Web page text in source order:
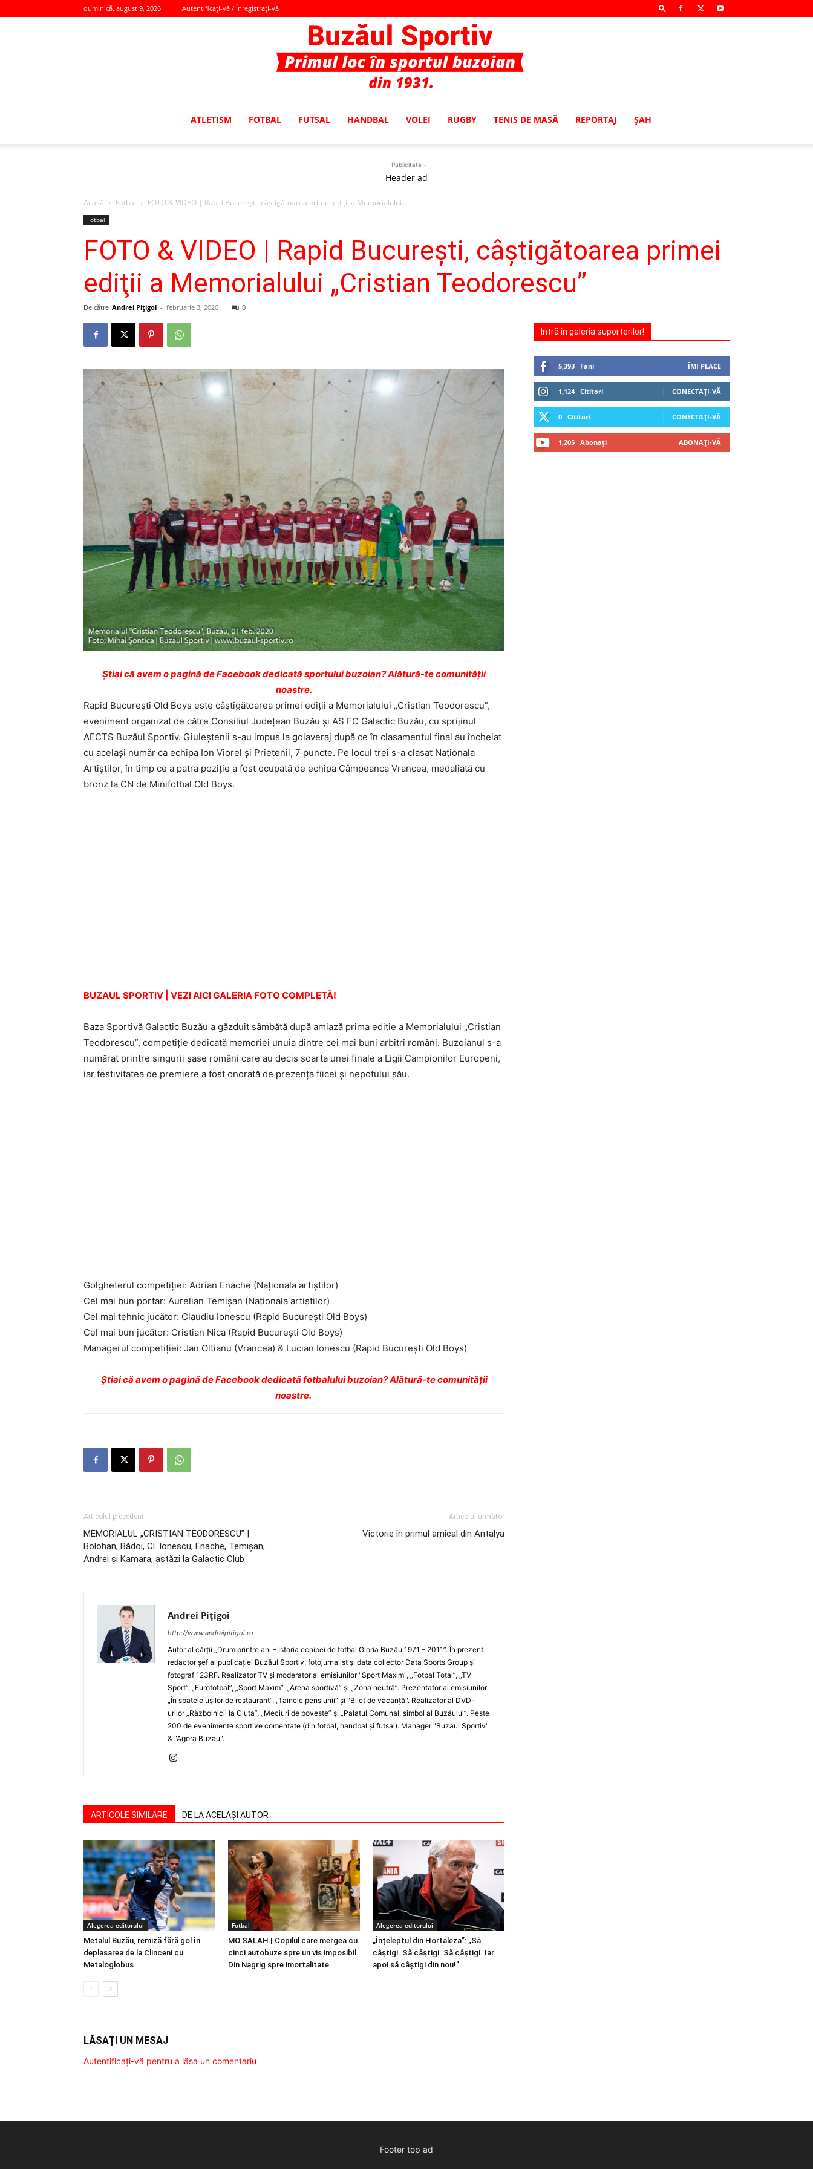
duminică, august 9, 2026 Autentificați-vă / Înregistrați-vă
ATLETISM FOTBAL FUTSAL HANDBAL VOLEI RUGBY TENIS DE MASĂ REPORTAJ ŞAH
- Publicitate -
Header ad
Acasă Fotbal FOTO & VIDEO | Rapid Bucureşti, câştigătoarea primei ediţii a Memorialului...
Fotbal
FOTO & VIDEO | Rapid Bucureşti, câştigătoarea primei
ediţii a Memorialului „Cristian Teodorescu”
De către Andrei Pițigoi - februarie 3, 2020 0
Ştiai că avem o pagină de Facebook dedicată sportului buzoian? Alătură-te comunității
noastre.
Rapid Bucureşti Old Boys este câştigătoarea primei ediţii a Memorialului „Cristian Teodorescu”,
eveniment organizat de către Consiliul Judeţean Buzău şi AS FC Galactic Buzău, cu sprijinul
AECTS Buzăul Sportiv. Giuleştenii s-au impus la golaveraj după ce în clasamentul final au încheiat
cu acelaşi număr ca echipa Ion Viorel şi Prietenii, 7 puncte. Pe locul trei s-a clasat Naţionala
Artiştilor, în timp ce a patra poziţie a fost ocupată de echipa Câmpeanca Vrancea, medaliată cu
bronz la CN de Minifotbal Old Boys.
BUZAUL SPORTIV | VEZI AICI GALERIA FOTO COMPLETĂ!
Baza Sportivă Galactic Buzău a găzduit sâmbătă după amiază prima ediţie a Memorialului „Cristian
Teodorescu”, competiţie dedicată memoriei unuia dintre cei mai buni arbitri români. Buzoianul s-a
numărat printre singurii şase români care au decis soarta unei finale a Ligii Campionilor Europeni,
iar festivitatea de premiere a fost onorată de prezenţa fiicei şi nepotului său.
Golgheterul competiţiei: Adrian Enache (Naţionala artiştilor)
Cel mai bun portar: Aurelian Temişan (Naţionala artiştilor)
Cel mai tehnic jucător: Claudiu Ionescu (Rapid Bucureşti Old Boys)
Cel mai bun jucător: Cristian Nica (Rapid Bucureşti Old Boys)
Managerul competiţiei: Jan Oltianu (Vrancea) & Lucian Ionescu (Rapid Bucureşti Old Boys)
Ştiai că avem o pagină de Facebook dedicată fotbalului buzoian? Alătură-te comunității
noastre.
Articolul precedent
MEMORIALUL „CRISTIAN TEODORESCU” |
Bolohan, Bădoi, Cl. Ionescu, Enache, Temişan,
Andrei şi Kamara, astăzi la Galactic Club
Articolul următor
Victorie în primul amical din Antalya
Andrei Pițigoi
http://www.andreipitigoi.ro
Autor al cărţii „Drum printre ani – Istoria echipei de fotbal Gloria Buzău 1971 – 2011”. În prezent
redactor şef al publicaţiei Buzăul Sportiv, fotojurnalist şi data collector Data Sports Group şi
fotograf 123RF. Realizator TV şi moderator al emisiunilor "Sport Maxim", „Fotbal Total”, „TV
Sport”, „Eurofotbal”, „Sport Maxim”, „Arena sportivă” şi „Zona neutră”. Prezentator al emisiunilor
„În spatele uşilor de restaurant”, „Tainele pensiunii” şi "Bilet de vacanţă". Realizator al DVD-
urilor „Războinicii la Ciuta”, „Meciuri de poveste” şi „Palatul Comunal, simbol al Buzăului”. Peste
200 de evenimente sportive comentate (din fotbal, handbal şi futsal). Manager "Buzăul Sportiv"
& "Agora Buzau".
ARTICOLE SIMILARE DE LA ACELAȘI AUTOR
Alegerea editorului
Metalul Buzău, remiză fără gol în
deplasarea de la Clinceni cu
Metaloglobus
Fotbal
MO SALAH | Copilul care mergea cu
cinci autobuze spre un vis imposibil.
Din Nagrig spre imortalitate
Alegerea editorului
„Înțeleptul din Hortaleza”: „Să
câștigi. Să câștigi. Să câștigi. Iar
apoi să câștigi din nou!”
LĂSAȚI UN MESAJ
Autentificați-vă pentru a lăsa un comentariu
Intră în galeria suporterilor!
5,393 Fani ÎMI PLACE
1,124 Cititori CONECTAȚI-VĂ
0 Cititori CONECTAȚI-VĂ
1,205 Abonați ABONAȚI-VĂ
Footer top ad